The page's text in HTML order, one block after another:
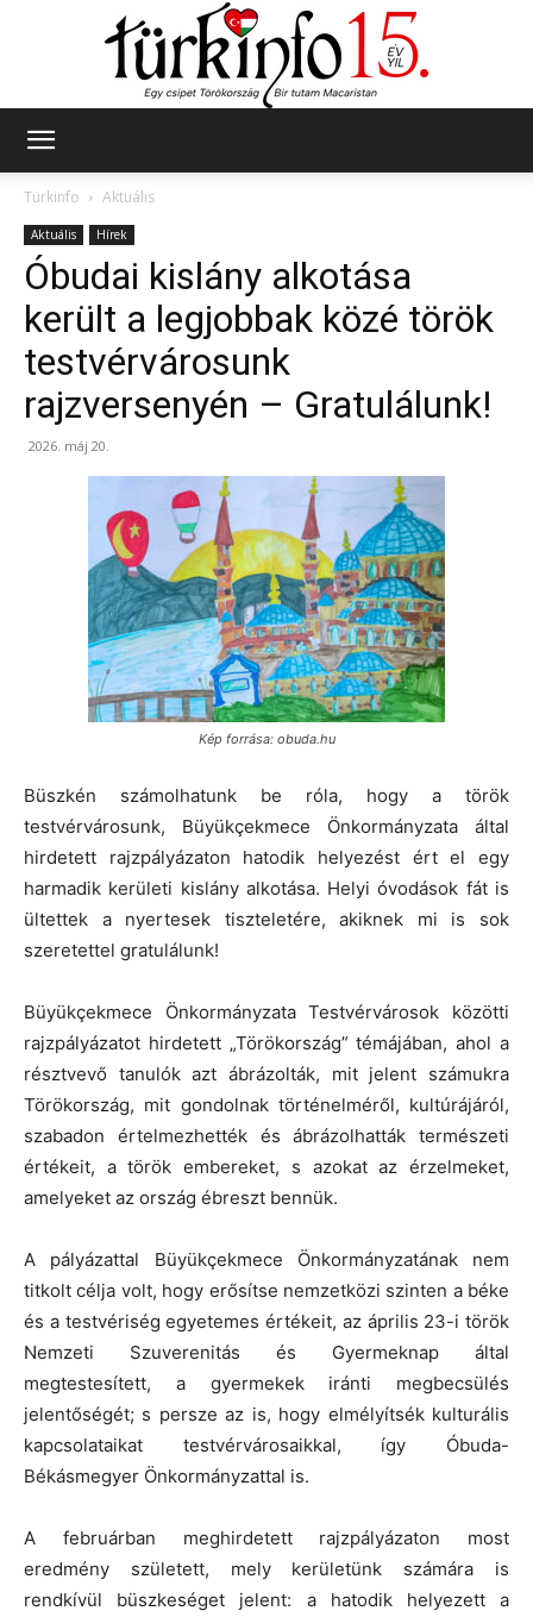
Türkinfo
Aktuális
Aktuális Hírek
Óbudai kislány alkotása
került a legjobbak közé török
testvérvárosunk
rajzversenyén – Gratulálunk!
2026. máj 20.
Kép forrása: obuda.hu
Büszkén számolhatunk be róla, hogy a török
testvérvárosunk, Büyükçekmece Önkormányzata által
hirdetett rajzpályázaton hatodik helyezést ért el egy
harmadik kerületi kislány alkotása. Helyi óvodások fát is
ültettek a nyertesek tiszteletére, akiknek mi is sok
szeretettel gratulálunk!
Büyükçekmece Önkormányzata Testvérvárosok közötti
rajzpályázatot hirdetett „Törökország” témájában, ahol a
résztvevő tanulók azt ábrázolták, mit jelent számukra
Törökország, mit gondolnak történelméről, kultúrájáról,
szabadon értelmezhették és ábrázolhatták természeti
értékeit, a török embereket, s azokat az érzelmeket,
amelyeket az ország ébreszt bennük.
A pályázattal Büyükçekmece Önkormányzatának nem
titkolt célja volt, hogy erősítse nemzetközi szinten a béke
és a testvériség egyetemes értékeit, az április 23-i török
Nemzeti Szuverenitás és Gyermeknap által
megtestesített, a gyermekek iránti megbecsülés
jelentőségét; s persze az is, hogy elmélyítsék kulturális
kapcsolataikat testvérvárosaikkal, így Óbuda-
Békásmegyer Önkormányzattal is.
A februárban meghirdetett rajzpályázaton most
eredmény született, mely kerületünk számára is
rendkívül büszkeséget jelent: a hatodik helyezett a